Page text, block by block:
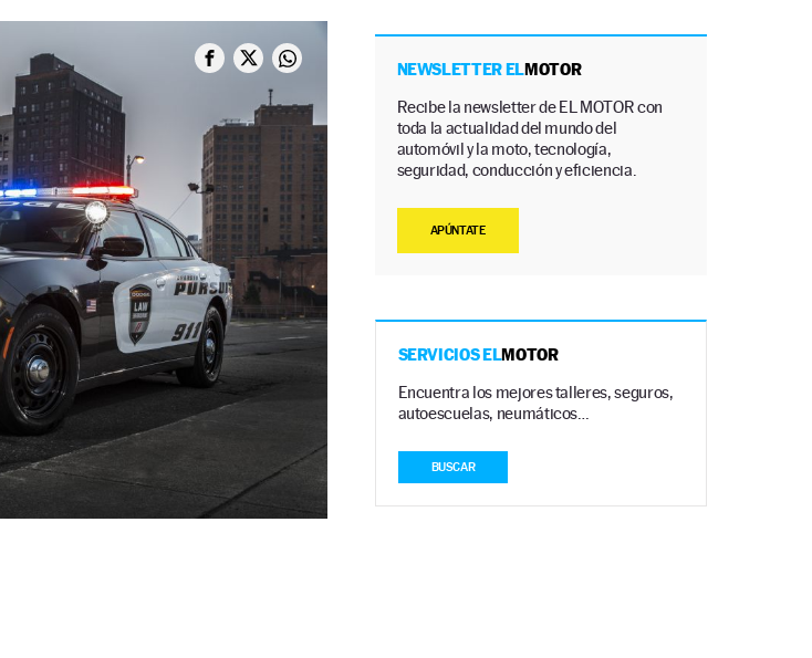
NEWSLETTER ELMOTOR
Recibe la newsletter de EL MOTOR con
toda la actualidad del mundo del
automóvil y la moto, tecnología,
seguridad, conducción y eficiencia.
APÚNTATE
SERVICIOS ELMOTOR
Encuentra los mejores talleres, seguros,
autoescuelas, neumáticos…
BUSCAR